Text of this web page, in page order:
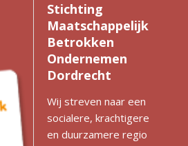
Stichting
Maatschappelijk
Betrokken
Ondernemen
Dordrecht
Wij streven naar een
socialere, krachtigere
en duurzamere regio